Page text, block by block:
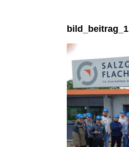
bild_beitrag_1